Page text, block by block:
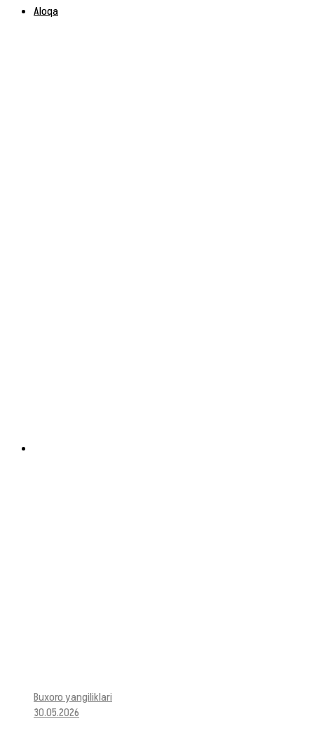
Aloqa
Buxoro yangiliklari
30.05.2026